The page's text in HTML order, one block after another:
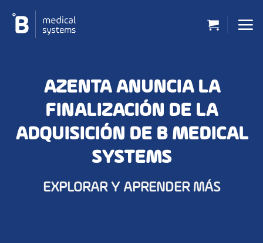
contenido
AZENTA ANUNCIA LA
FINALIZACIÓN DE LA
ADQUISICIÓN DE B MEDICAL
SYSTEMS
EXPLORAR Y APRENDER MÁS